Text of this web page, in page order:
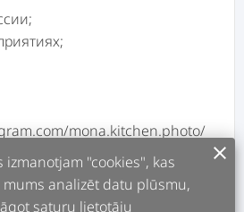
mona.kitchen.photo/
izmanotjam "cookies", kas
mums analizēt datu plūsmu,
saturu lietotāju
clear